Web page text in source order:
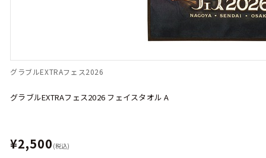
グラブルEXTRAフェス2026
グラブルEXTRAフェス2026 フェイスタオル A
¥2,500 (税込)